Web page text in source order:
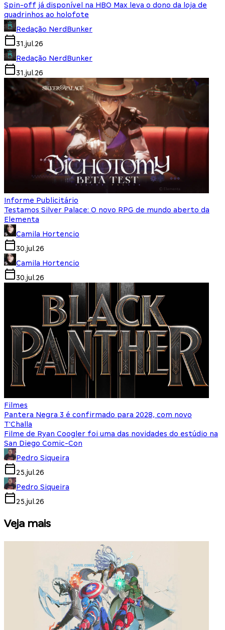
Spin-off já disponível na HBO Max leva o dono da loja de
quadrinhos ao holofote
Redação NerdBunker
31.jul.26
Redação NerdBunker
31.jul.26
Informe Publicitário
Testamos Silver Palace: O novo RPG de mundo aberto da
Elementa
Camila Hortencio
30.jul.26
Camila Hortencio
30.jul.26
Filmes
Pantera Negra 3 é confirmado para 2028, com novo
T'Challa
Filme de Ryan Coogler foi uma das novidades do estúdio na
San Diego Comic-Con
Pedro Siqueira
25.jul.26
Pedro Siqueira
25.jul.26
Veja mais